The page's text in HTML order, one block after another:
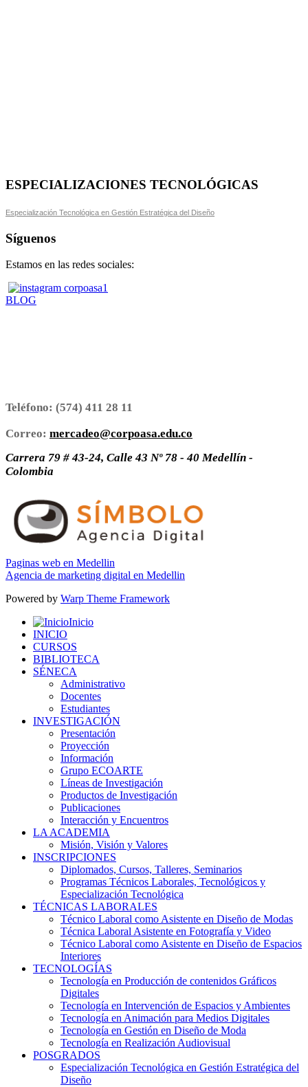
ESPECIALIZACIONES TECNOLÓGICAS
Especialización Tecnológica en Gestión Estratégica del Diseño
Síguenos
Estamos en las redes sociales:
BLOG
Teléfono: (574) 411 28 11
Correo: mercadeo@corpoasa.edu.co
Carrera 79 # 43-24, Calle 43 Nº 78 - 40 Medellín -
Colombia
Paginas web en Medellin
Agencia de marketing digital en Medellin
Powered by Warp Theme Framework
Inicio
INICIO
CURSOS
BIBLIOTECA
SÉNECA
Administrativo
Docentes
Estudiantes
INVESTIGACIÓN
Presentación
Proyección
Información
Grupo ECOARTE
Líneas de Investigación
Productos de Investigación
Publicaciones
Interacción y Encuentros
LA ACADEMIA
Misión, Visión y Valores
INSCRIPCIONES
Diplomados, Cursos, Talleres, Seminarios
Programas Técnicos Laborales, Tecnológicos y
Especialización Tecnológica
TÉCNICAS LABORALES
Técnico Laboral como Asistente en Diseño de Modas
Técnica Laboral Asistente en Fotografía y Video
Técnico Laboral como Asistente en Diseño de Espacios
Interiores
TECNOLOGÍAS
Tecnología en Producción de contenidos Gráficos
Digitales
Tecnología en Intervención de Espacios y Ambientes
Tecnología en Animación para Medios Digitales
Tecnología en Gestión en Diseño de Moda
Tecnología en Realización Audiovisual
POSGRADOS
Especialización Tecnológica en Gestión Estratégica del
Diseño